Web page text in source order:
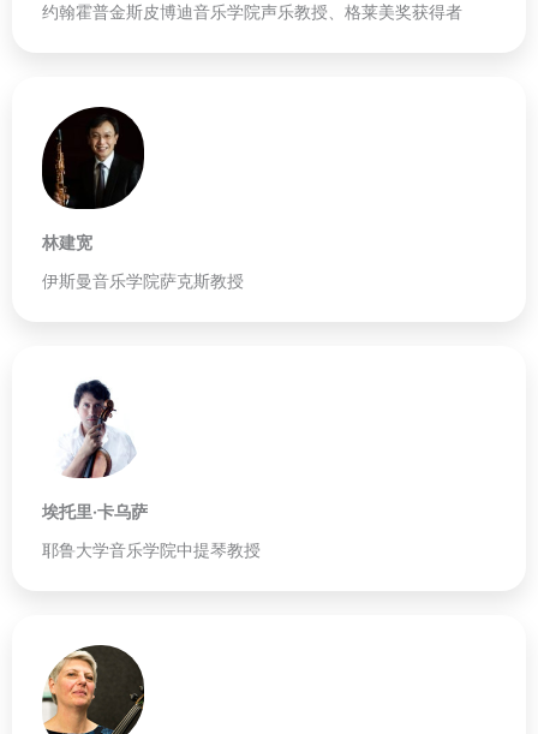
约翰霍普金斯皮博迪音乐学院声乐教授、格莱美奖获得者
林建宽
伊斯曼音乐学院萨克斯教授
埃托里·卡乌萨
耶鲁大学音乐学院中提琴教授